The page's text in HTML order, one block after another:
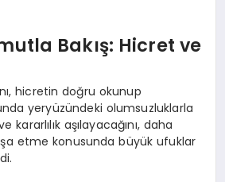
Bakış: Hicret ve
hicretin doğru okunup
yeryüzündeki olumsuzluklarla
aşılayacağını, daha
etme konusunda büyük ufuklar